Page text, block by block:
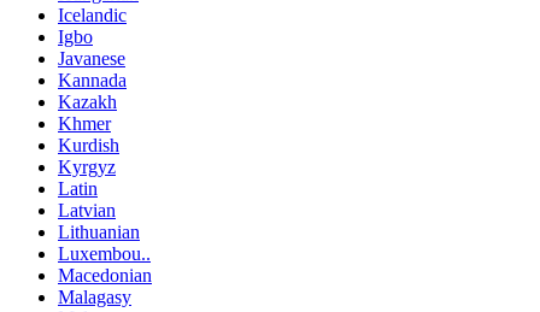
Icelandic
Igbo
Javanese
Kannada
Kazakh
Khmer
Kurdish
Kyrgyz
Latin
Latvian
Lithuanian
Luxembou..
Macedonian
Malagasy